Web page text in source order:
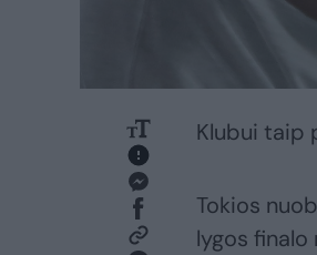
Klubui taip
Tokios
lygos